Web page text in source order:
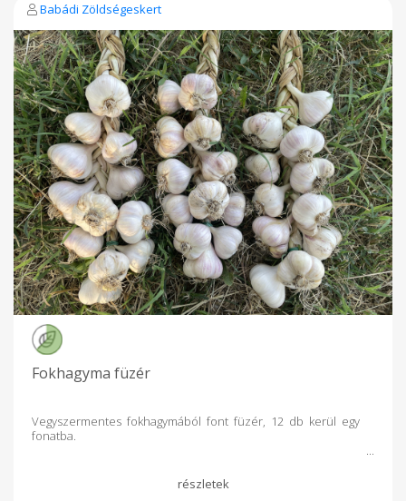
Babádi Zöldségeskert
Fokhagyma füzér
Vegyszermentes fokhagymából font füzér, 12 db kerül egy
fonatba.